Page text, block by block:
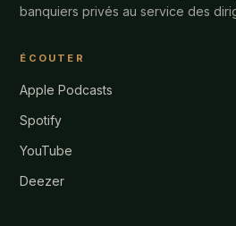
banquiers privés au service des
ÉCOUTER
Apple Podcasts
Spotify
YouTube
Deezer